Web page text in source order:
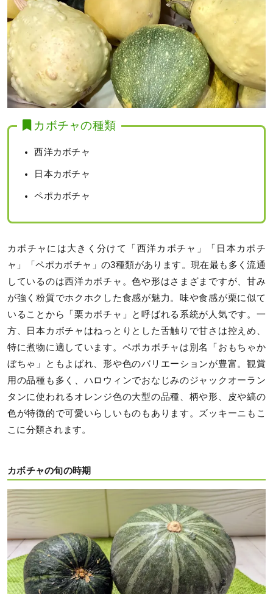
カボチャの種類
西洋カボチャ
日本カボチャ
ペポカボチャ
カボチャには大きく分けて「西洋カボチャ」「日本カボチ
ャ」「ペポカボチャ」の3種類があります。現在最も多く流通
しているのは西洋カボチャ。色や形はさまざまですが、甘み
が強く粉質でホクホクした食感が魅力。味や食感が栗に似て
いることから「栗カボチャ」と呼ばれる系統が人気です。一
方、日本カボチャはねっとりとした舌触りで甘さは控えめ、
特に煮物に適しています。ペポカボチャは別名「おもちゃか
ぼちゃ」ともよばれ、形や色のバリエーションが豊富。観賞
用の品種も多く、ハロウィンでおなじみのジャックオーラン
タンに使われるオレンジ色の大型の品種、柄や形、皮や縞の
色が特徴的で可愛いらしいものもあります。ズッキーニもこ
こに分類されます。
カボチャの旬の時期